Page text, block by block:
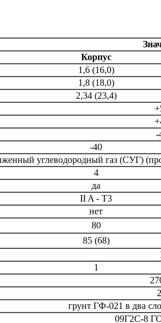
Корпус
1,6 (16,0)
1,8 (18,0)
2,34 (23,4)
-
-40
углеводородный газ (СУГ)
4
да
II A - T3
нет
80
85 (68)
1
грунт ГФ-021 в два
09Г2С-8